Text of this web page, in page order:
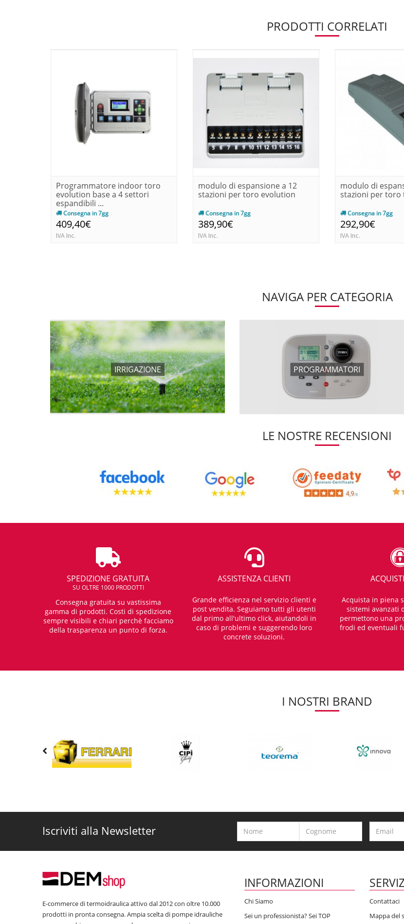
PRODOTTI CORRELATI
Programmatore indoor toro
evolution base a 4 settori
espandibili ...
Consegna in 7gg
409,40€
IVA Inc.
modulo di espansione a 12
stazioni per toro evolution
Consegna in 7gg
389,90€
IVA Inc.
modulo di
stazioni per toro
Consegna in 7gg
292,90€
IVA Inc.
NAVIGA PER CATEGORIA
IRRIGAZIONE PROGRAMMATORI
LE NOSTRE RECENSIONI
SPEDIZIONE GRATUITA
SU OLTRE 1000 PRODOTTI
Consegna gratuita su vastissima
gamma di prodotti. Costi di spedizione
sempre visibili e chiari perchè facciamo
della trasparenza un punto di forza.
ASSISTENZA CLIENTI
Grande efficienza nel servizio clienti e
post vendita. Seguiamo tutti gli utenti
dal primo all'ultimo click, aiutandoli in
caso di problemi e suggerendo loro
concrete soluzioni.
Acquista in piena
sistemi avanzati
permettono una
frodi ed eventuali
I NOSTRI BRAND
Iscriviti alla Newsletter
E-commerce di termoidraulica attivo dal 2012 con oltre 10.000
prodotti in pronta consegna. Ampia scelta di pompe idrauliche
INFORMAZIONI
Chi Siamo
Sei un professionista? Sei TOP
Contattaci
Mappa del